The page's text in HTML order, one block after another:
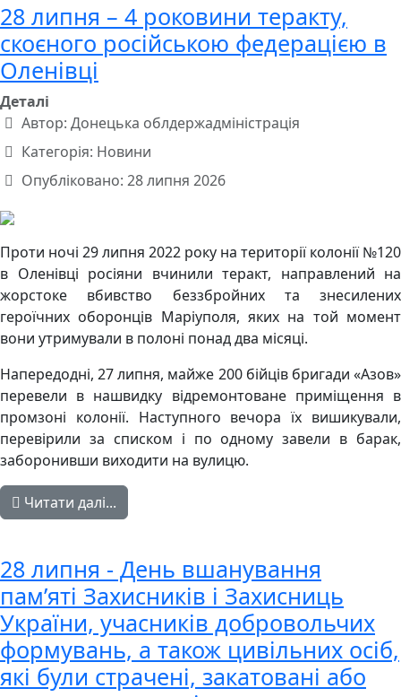
28 липня – 4 роковини теракту,
скоєного російською федерацією в
Оленівці
Деталі
Автор: Донецька облдержадміністрація
Категорія: Новини
Опубліковано: 28 липня 2026
Проти ночі 29 липня 2022 року на території колонії №120
в Оленівці росіяни вчинили теракт, направлений на
жорстоке вбивство беззбройних та знесилених
героїчних оборонців Маріуполя, яких на той момент
вони утримували в полоні понад два місяці.
Напередодні, 27 липня, майже 200 бійців бригади «Азов»
перевели в нашвидку відремонтоване приміщення в
промзоні колонії. Наступного вечора їх вишикували,
перевірили за списком і по одному завели в барак,
заборонивши виходити на вулицю.
Читати далі...
28 липня - День вшанування
пам’яті Захисників і Захисниць
України, учасників добровольчих
формувань, а також цивільних осіб,
які були страчені, закатовані або